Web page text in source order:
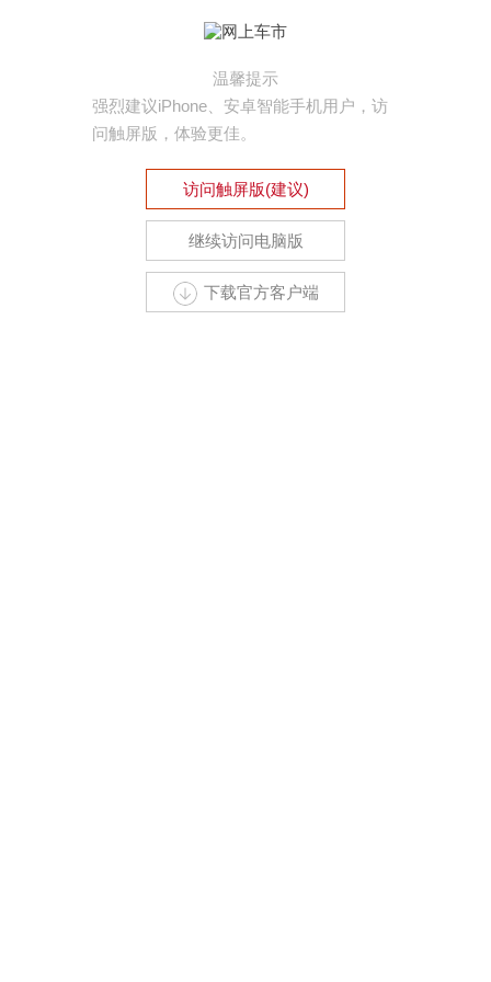
温馨提示
强烈建议iPhone、安卓智能手机用户，访
问触屏版，体验更佳。
访问触屏版(建议)
继续访问电脑版
下载官方客户端